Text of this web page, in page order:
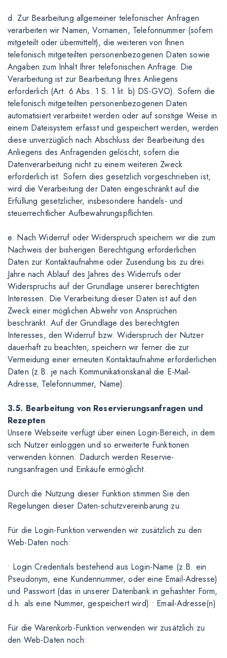
d. Zur Bearbeitung allgemeiner telefonischer Anfragen
verarbeiten wir Namen, Vornamen, Telefonnummer (sofern
mitgeteilt oder übermittelt), die weiteren von Ihnen
telefonisch mitgeteilten personenbezogenen Daten sowie
Angaben zum Inhalt Ihrer telefonischen Anfrage. Die
Verarbeitung ist zur Bearbeitung Ihres Anliegens
erforderlich (Art. 6 Abs. 1 S. 1 lit. b) DS-GVO). Sofern die
telefonisch mitgeteilten personenbezogenen Daten
automatisiert verarbeitet werden oder auf sonstige Weise in
einem Dateisystem erfasst und gespeichert werden, werden
diese unverzüglich nach Abschluss der Bearbeitung des
Anliegens des Anfragenden gelöscht, sofern die
Datenverarbeitung nicht zu einem weiteren Zweck
erforderlich ist. Sofern dies gesetzlich vorgeschrieben ist,
wird die Verarbeitung der Daten eingeschränkt auf die
Erfüllung gesetzlicher, insbesondere handels- und
steuerrechtlicher Aufbewahrungspflichten.
e. Nach Widerruf oder Widerspruch speichern wir die zum
Nachweis der bisherigen Berechtigung erforderlichen
Daten zur Kontaktaufnahme oder Zusendung bis zu drei
Jahre nach Ablauf des Jahres des Widerrufs oder
Widerspruchs auf der Grundlage unserer berechtigten
Interessen. Die Verarbeitung dieser Daten ist auf den
Zweck einer möglichen Abwehr von Ansprüchen
beschränkt. Auf der Grundlage des berechtigten
Interesses, den Widerruf bzw. Widerspruch der Nutzer
dauerhaft zu beachten, speichern wir ferner die zur
Vermeidung einer erneuten Kontaktaufnahme erforderlichen
Daten (z.B. je nach Kommunikationskanal die E-Mail-
Adresse, Telefonnummer, Name).
3.5. Bearbeitung von Reservierungsanfragen und
Rezepten
Unsere Webseite verfügt über einen Login-Bereich, in dem
sich Nutzer einloggen und so erweiterte Funktionen
verwenden können. Dadurch werden Reservie-
rungsanfragen und Einkäufe ermöglicht.
Durch die Nutzung dieser Funktion stimmen Sie den
Regelungen dieser Daten-schutzvereinbarung zu.
Für die Login-Funktion verwenden wir zusätzlich zu den
Web-Daten noch:
• Login Credentials bestehend aus Login-Name (z.B. ein
Pseudonym, eine Kundennummer, oder eine Email-Adresse)
und Passwort (das in unserer Datenbank in gehashter Form,
d.h. als eine Nummer, gespeichert wird) • Email-Adresse(n)
Für die Warenkorb-Funktion verwenden wir zusätzlich zu
den Web-Daten noch: